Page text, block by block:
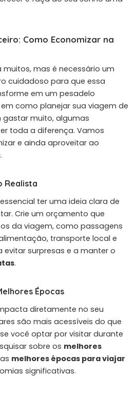
Como Economizar na
mas é necessário um
cuidadoso para que essa
em um pesadelo
como planejar sua viagem de
gastar muito, algumas
toda a diferença. Vamos
e ainda aproveitar ao
Realista
ter uma ideia clara de
Crie um orçamento que
da viagem, como passagens
transporte local e
evitar surpresas e a manter o
.
Épocas
diretamente no seu
são mais acessíveis do que
você optar por visitar durante
sobre os melhores
melhores épocas para viajar
significativas.